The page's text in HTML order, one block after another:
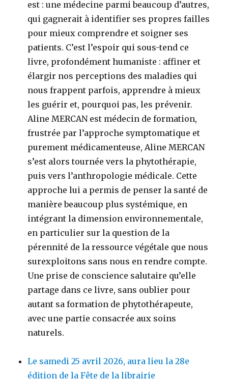
est : une médecine parmi beaucoup d’autres,
qui gagnerait à identifier ses propres failles
pour mieux comprendre et soigner ses
patients. C’est l’espoir qui sous-tend ce
livre, profondément humaniste : affiner et
élargir nos perceptions des maladies qui
nous frappent parfois, apprendre à mieux
les guérir et, pourquoi pas, les prévenir.
Aline MERCAN est médecin de formation,
frustrée par l’approche symptomatique et
purement médicamenteuse, Aline MERCAN
s’est alors tournée vers la phytothérapie,
puis vers l’anthropologie médicale. Cette
approche lui a permis de penser la santé de
manière beaucoup plus systémique, en
intégrant la dimension environnementale,
en particulier sur la question de la
pérennité de la ressource végétale que nous
surexploitons sans nous en rendre compte.
Une prise de conscience salutaire qu’elle
partage dans ce livre, sans oublier pour
autant sa formation de phytothérapeute,
avec une partie consacrée aux soins
naturels.
Le samedi 25 avril 2026, aura lieu la 28e
édition de la Fête de la librairie